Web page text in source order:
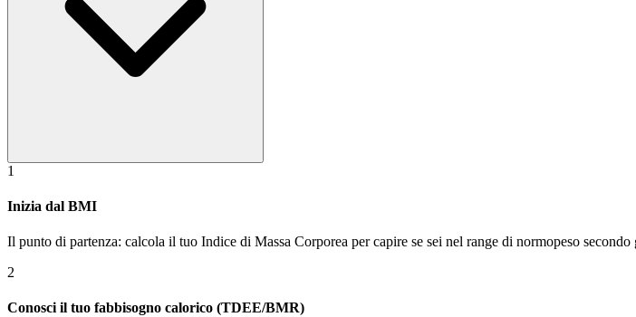
1
Inizia dal BMI
Il punto di partenza: calcola il tuo Indice di Massa Corporea per capire se sei nel range di normopeso
2
Conosci il tuo fabbisogno calorico (TDEE/BMR)